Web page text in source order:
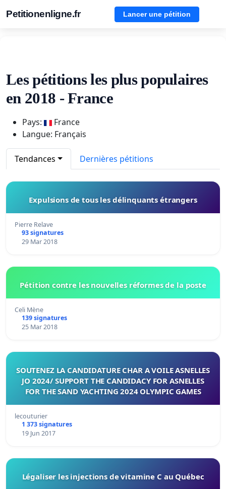
Petitionenligne.fr Lancer une pétition
Les pétitions les plus populaires
en 2018 - France
Pays:
France
Langue: Français
Tendances Dernières pétitions
Expulsions de tous les délinquants étrangers
Pierre Relave
93 signatures
29 Mar 2018
Pétition contre les nouvelles réformes de la poste
Celi Mène
139 signatures
25 Mar 2018
SOUTENEZ LA CANDIDATURE CHAR A VOILE ASNELLES
JO 2024/ SUPPORT THE CANDIDACY FOR ASNELLES
FOR THE SAND YACHTING 2024 OLYMPIC GAMES
lecouturier
1 373 signatures
19 Jun 2017
Légaliser les injections de vitamine C au Québec